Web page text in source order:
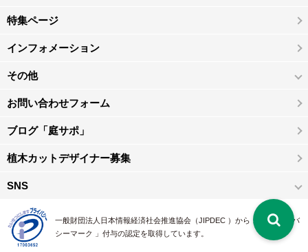
特集ページ
インフォメーション
その他
お問い合わせフォーム
ブログ「庭サポ」
植木カットデザイナー募集
SNS
一般財団法人日本情報経済社会推進協会（JIPDEC ）から 、「 プライバ
シーマーク 」付与の認定を取得しています。